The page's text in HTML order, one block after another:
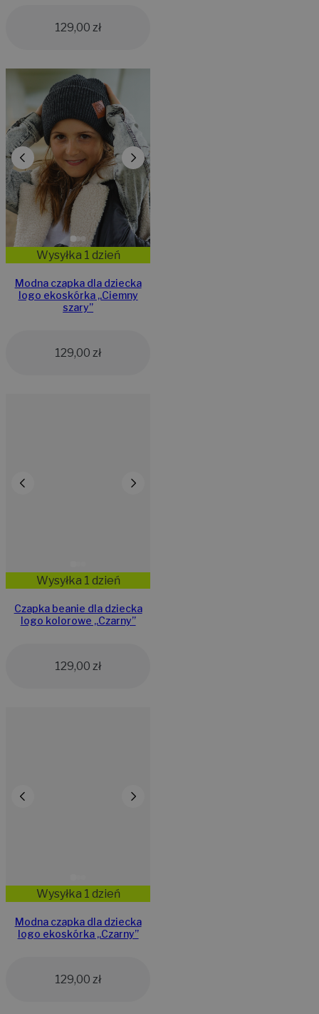
129,00 zł
Wysyłka 1 dzień
Modna czapka dla dziecka
logo ekoskórka „Ciemny
szary”
129,00 zł
Wysyłka 1 dzień
Czapka beanie dla dziecka
logo kolorowe „Czarny”
129,00 zł
Wysyłka 1 dzień
Modna czapka dla dziecka
logo ekoskórka „Czarny”
129,00 zł